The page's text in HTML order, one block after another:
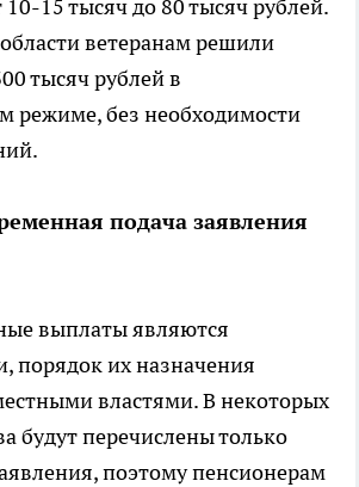
10-15 тысяч до 80 тысяч рублей.
ветеранам решили
тысяч рублей в
режиме, без необходимости
подача заявления
выплаты являются
порядок их назначения
властями. В некоторых
будут перечислены только
поэтому пенсионерам